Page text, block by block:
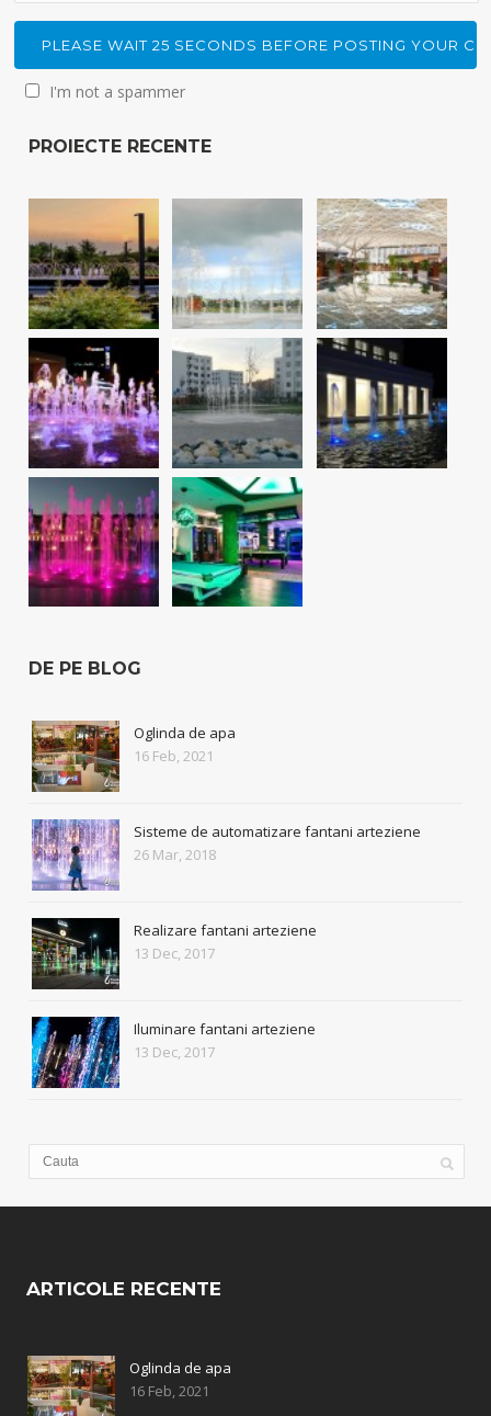
I'm not a spammer
PROIECTE RECENTE
DE PE BLOG
Oglinda de apa
16 Feb, 2021
Sisteme de automatizare fantani arteziene
26 Mar, 2018
Realizare fantani arteziene
13 Dec, 2017
Iluminare fantani arteziene
13 Dec, 2017
ARTICOLE RECENTE
Oglinda de apa
16 Feb, 2021